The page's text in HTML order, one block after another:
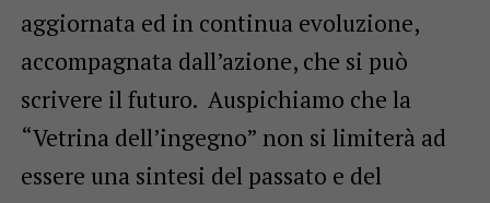
aggiornata ed in continua evoluzione,
accompagnata dall’azione, che si può
scrivere il futuro. Auspichiamo che la
“Vetrina dell’ingegno” non si limiterà ad
essere una sintesi del passato e del